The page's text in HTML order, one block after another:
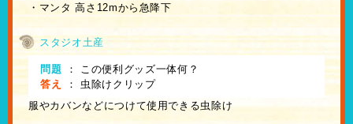
・マンタ 高さ12mから急降下
スタジオ土産
問題 ： この便利グッズ一体何？
答え
： 虫除けクリップ
服やカバンなどにつけて使用できる虫除け